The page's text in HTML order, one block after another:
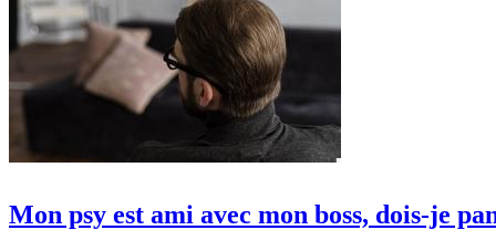
Mon psy est ami avec mon boss, dois-je